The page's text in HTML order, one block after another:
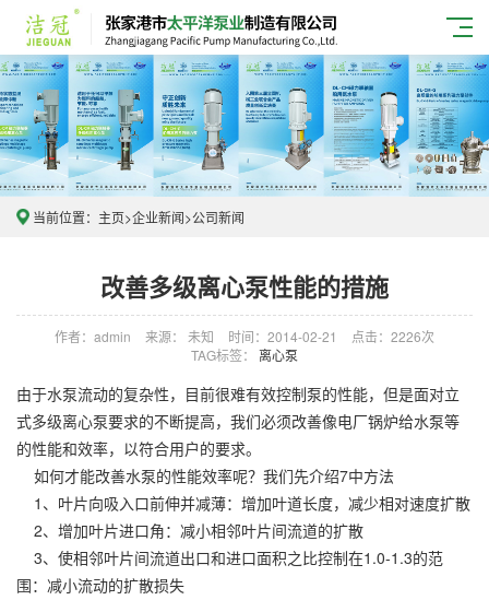
当前位置： 主页>企业新闻>公司新闻
改善多级离心泵性能的措施
作者：admin 来源： 未知 时间：2014-02-21
点击：2226次
TAG标签： 离心泵
由于水泵流动的复杂性，目前很难有效控制泵的性能，但是面对立
式多级离心泵要求的不断提高，我们必须改善像电厂锅炉给水泵等
的性能和效率，以符合用户的要求。
如何才能改善水泵的性能效率呢？我们先介绍7中方法
1、叶片向吸入口前伸并减薄：增加叶道长度，减少相对速度扩散
2、增加叶片进口角：减小相邻叶片间流道的扩散
3、使相邻叶片间流道出口和进口面积之比控制在1.0-1.3的范
围：减小流动的扩散损失